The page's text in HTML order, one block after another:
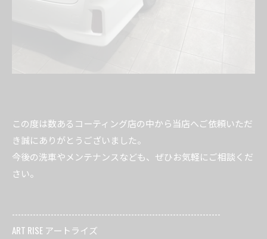
この度は数あるコーティング店の中から当店へご依頼いただ
き誠にありがとうございました。
今後の洗車やメンテナンスなども、ぜひお気軽にご相談くだ
さい。
----------------------------------------------------------------------
ART RISE アートライズ